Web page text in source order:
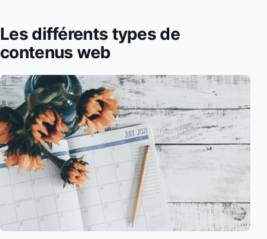
Les différents types de
contenus web